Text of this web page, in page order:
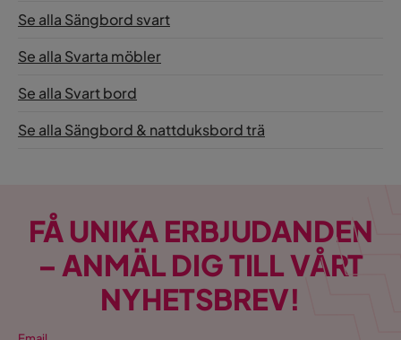
Se alla Sängbord svart
Se alla Svarta möbler
Se alla Svart bord
Se alla Sängbord & nattduksbord trä
FÅ UNIKA ERBJUDANDEN
– ANMÄL DIG TILL VÅRT
NYHETSBREV!